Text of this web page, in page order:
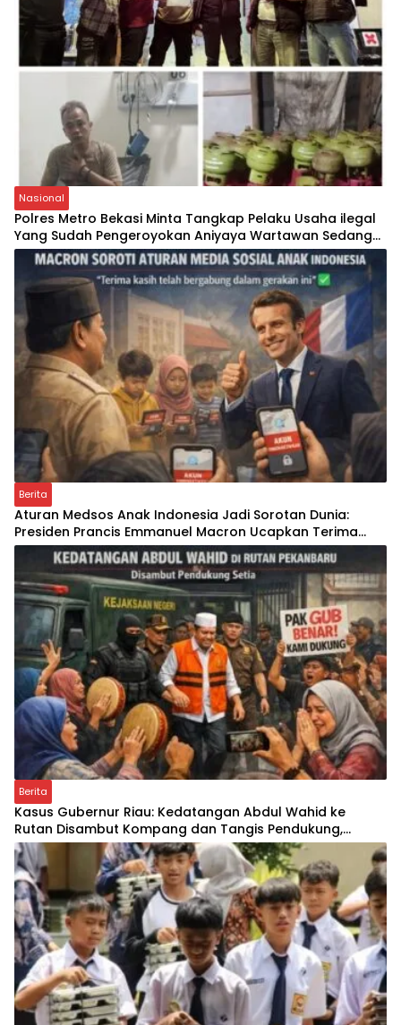
Nasional
Polres Metro Bekasi Minta Tangkap Pelaku Usaha ilegal
Yang Sudah Pengeroyokan Aniyaya Wartawan Sedang
Bertugas
Berita
Aturan Medsos Anak Indonesia Jadi Sorotan Dunia:
Presiden Prancis Emmanuel Macron Ucapkan Terima
Kasih, Apa Dampaknya bagi Generasi Digital?
Berita
Kasus Gubernur Riau: Kedatangan Abdul Wahid ke
Rutan Disambut Kompang dan Tangis Pendukung,
Simbol Loyalitas atau Awal Babak Baru Kasus?